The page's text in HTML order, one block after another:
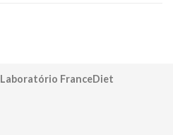
Laboratório FranceDiet